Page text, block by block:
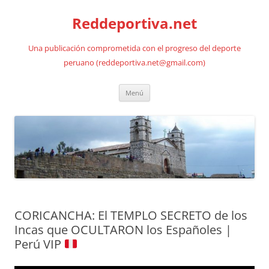
Reddeportiva.net
Una publicación comprometida con el progreso del deporte
peruano (reddeportiva.net@gmail.com)
Menú
CORICANCHA: El TEMPLO SECRETO de los
Incas que OCULTARON los Españoles |
Perú VIP